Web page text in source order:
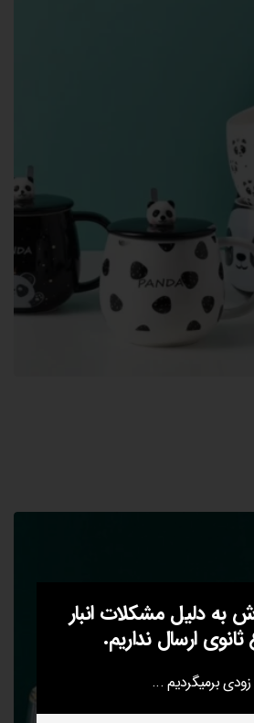
به دلیل مشکلات انبار
ثانوی ارسال نداریم.
زودی برمیگردیم ...